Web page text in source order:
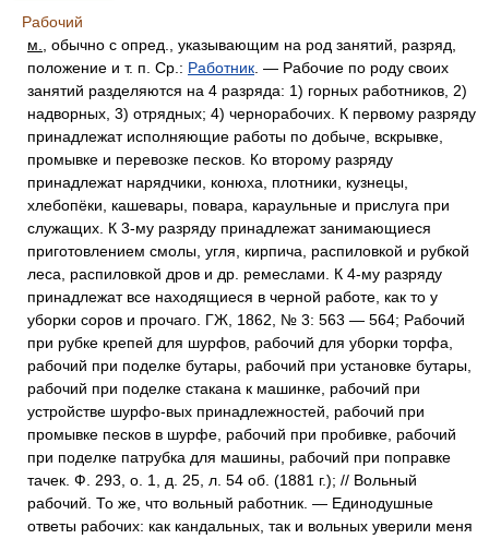
Рабочий
м.
, обычно с опред., указывающим на род занятий, разряд,
положение и т. п. Ср.: Работник . — Рабочие по роду своих
занятий разделяются на 4 разряда: 1) горных работников, 2)
надворных, 3) отрядных; 4) чернорабочих. К первому разряду
принадлежат исполняющие работы по добыче, вскрывке,
промывке и перевозке песков. Ко второму разряду
принадлежат нарядчики, конюха, плотники, кузнецы,
хлебопёки, кашевары, повара, караульные и прислуга при
служащих. К 3-му разряду принадлежат занимающиеся
приготовлением смолы, угля, кирпича, распиловкой и рубкой
леса, распиловкой дров и др. ремеслами. К 4-му разряду
принадлежат все находящиеся в черной работе, как то у
уборки соров и прочаго. ГЖ, 1862, № 3: 563 — 564; Рабочий
при рубке крепей для шурфов, рабочий для уборки торфа,
рабочий при поделке бутары, рабочий при установке бутары,
рабочий при поделке стакана к машинке, рабочий при
устройстве шурфо-вых принадлежностей, рабочий при
промывке песков в шурфе, рабочий при пробивке, рабочий
при поделке патрубка для машины, рабочий при поправке
тачек. Ф. 293, о. 1, д. 25, л. 54 об. (1881 г.); // Вольный
рабочий. То же, что вольный работник. — Единодушные
ответы рабочих: как кандальных, так и вольных уверили меня